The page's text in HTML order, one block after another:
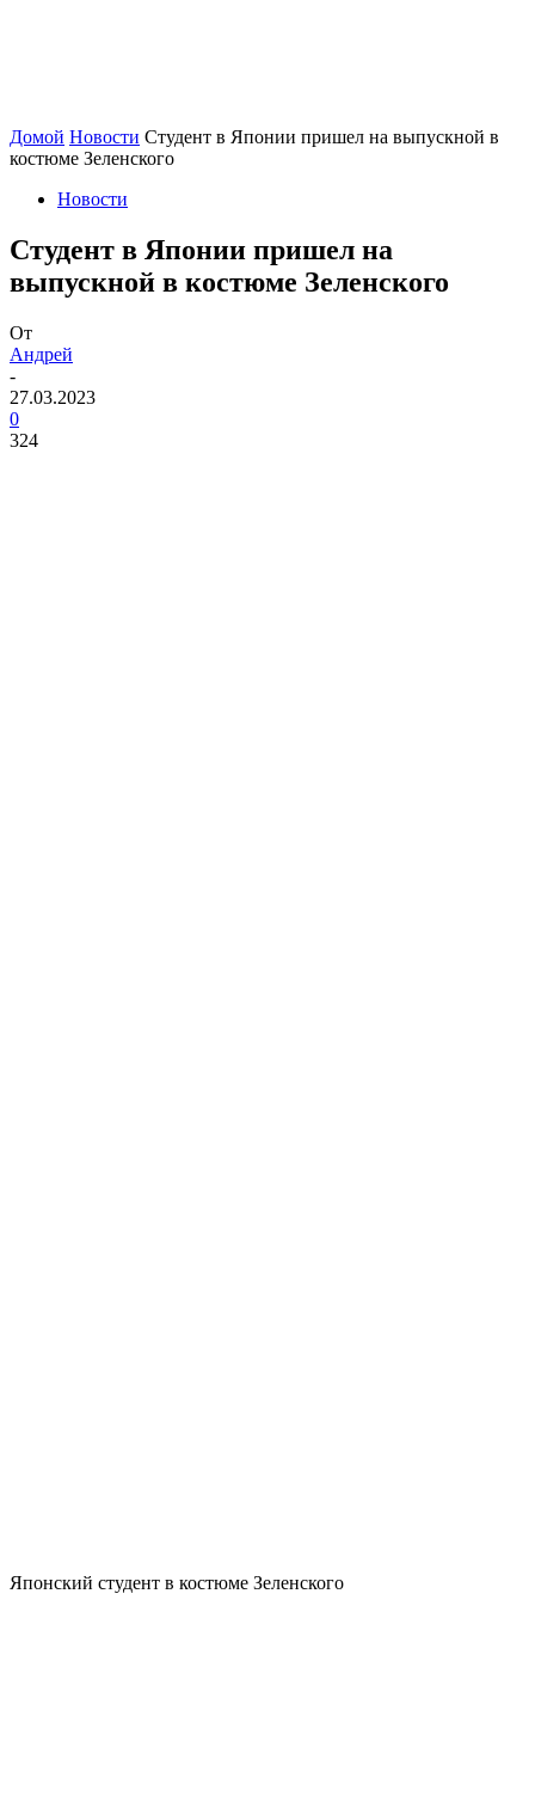
Домой Новости Студент в Японии пришел на выпускной в
костюме Зеленского
Новости
Студент в Японии пришел на
выпускной в костюме Зеленского
От
Андрей
-
27.03.2023
0
324
Японский студент в костюме Зеленского